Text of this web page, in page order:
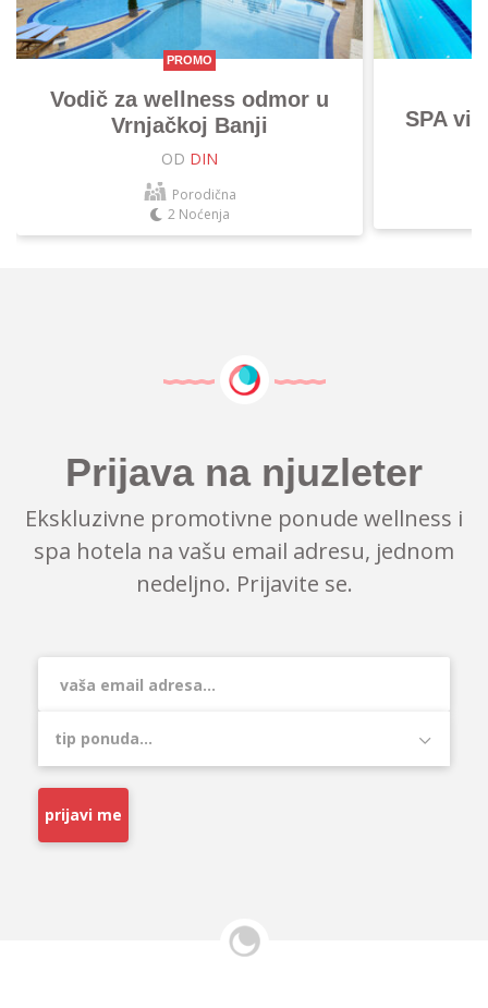
PROMO
Vodič za wellness odmor u
Vrnjačkoj Banji
OD DIN
Porodična
2 Noćenja
SPA
Prijava na njuzleter
Ekskluzivne promotivne ponude wellness i
spa hotela na vašu email adresu, jednom
nedeljno. Prijavite se.
prijavi me